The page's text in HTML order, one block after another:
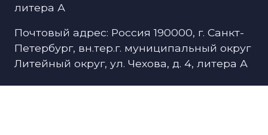
литера А
Почтовый адрес: Россия 190000, г. Санкт-
Петербург, вн.тер.г. муниципальный округ
Литейный округ, ул. Чехова, д. 4, литера А